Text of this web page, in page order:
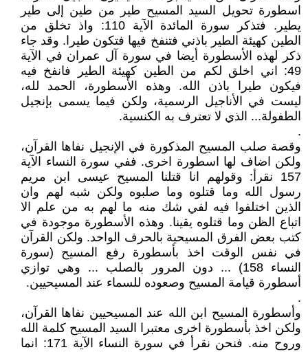
اسطورة تحويل السيد المسيح طير من طين إلى طير
يطير. فتذكر سورة المائدة الآية 110: واذ تخلق من
الطين كهيئة الطير باذني فتنفخ فيها فتكون طيرا. وقد جاء
ذكر لهذه الأسطورة أيضا في سورة آل عمران في الآية
49: اني اخلق لكم من الطين كهيئة الطير فانفخ فيه
فيكون طيرا باذن الله. وهذه الأسطورة، الحمد لله،
ليست في الأناجيل الرسمية، ولكن فيما يسمى بإنجيل
الطفولة... الذي لا تعترف به الكنسية.
.
وقصة صلب المسيح المذكورة في الإنجيل نفاها القرآن،
ولكن اضاف لها اسطورة اخرى. ففي سورة النساء الآية
157 نقرأ: وقولهم انا قتلنا المسيح عيسى ابن مريم
رسول الله وما قتلوه وما صلبوه ولكن شبه لهم وان
الذين اختلفوا فيه لفي شك منه ما لهم به من علم الا
اتباع الظن وما قتلوه يقينا. وهذه الأسطورة موجودة في
كتب بعض الفرق المسيحية بالحرف الواحد. ولكن القرآن
في نفس الوقت اخذ بأسطورة رفع المسيح (سورة
النساء 158) ... دون المرور بالصلب ... وهي توازي
أسطورة قيامة المسيح وصعوده للسماء عند المسيحيين.
.
وأسطورة المسيح ابن الله عند المسيحيين نفاها القرآن،
ولكن اخذ بأسطورة اخرى معتبرا السيد المسيح كلمة الله
وروح منه. فنحن نقرأ في سورة النساء الآية 171: انما